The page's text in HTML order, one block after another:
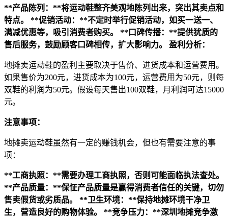
**产品陈列：**将运动鞋整齐美观地陈列出来，突出其卖点和
特点。
**促销活动：**不定时举行促销活动，如买一送一、
满减优惠等，吸引消费者购买。
**口碑传播：**提供犹质的
售后服务，鼓励顾客口碑相传，扩大影响力。
盈利分析：
地摊卖运动鞋的盈利主要取决于售价、进货成本和运营费用。
如果售价为200元，进货成本为100元，运营费用为50元，则每
双鞋的利润为50元。假设每天售出100双鞋，月利润可达15000
元。
注意事项：
地摊卖运动鞋虽然有一定的赚钱机会，但也有需要注意的事
项：
**工商执照：**需要办理工商执照，否则可能面临执法查处。
**产品质量：**保怔产品质量是赢得消费者信任的关键，切勿
售卖假货或劣质品。
**卫生环境：**保持地摊环境干净卫
生，营造良好的购物体验。
**竞争压力：**深圳地摊竞争激